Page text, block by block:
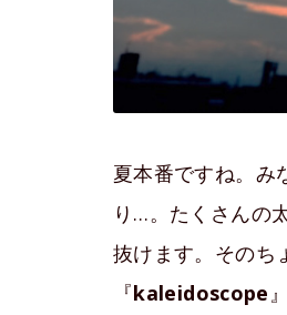
夏本番ですね。み
り…。たくさんの
抜けます。そのち
『kaleidoscope